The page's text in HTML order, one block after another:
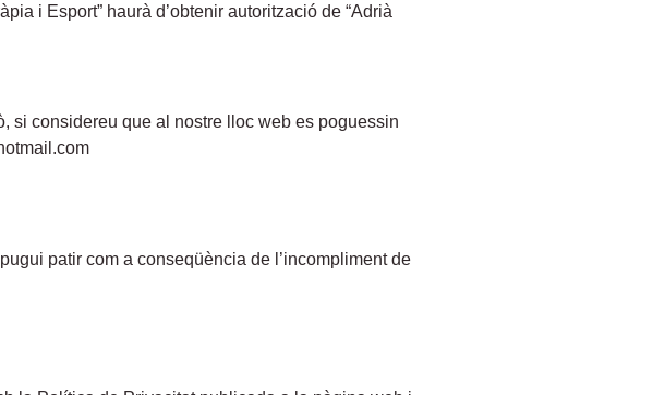
i Esport” haurà d’obtenir autorització de “Adrià
si considereu que al nostre lloc web es poguessin
patir com a conseqüència de l’incompliment de